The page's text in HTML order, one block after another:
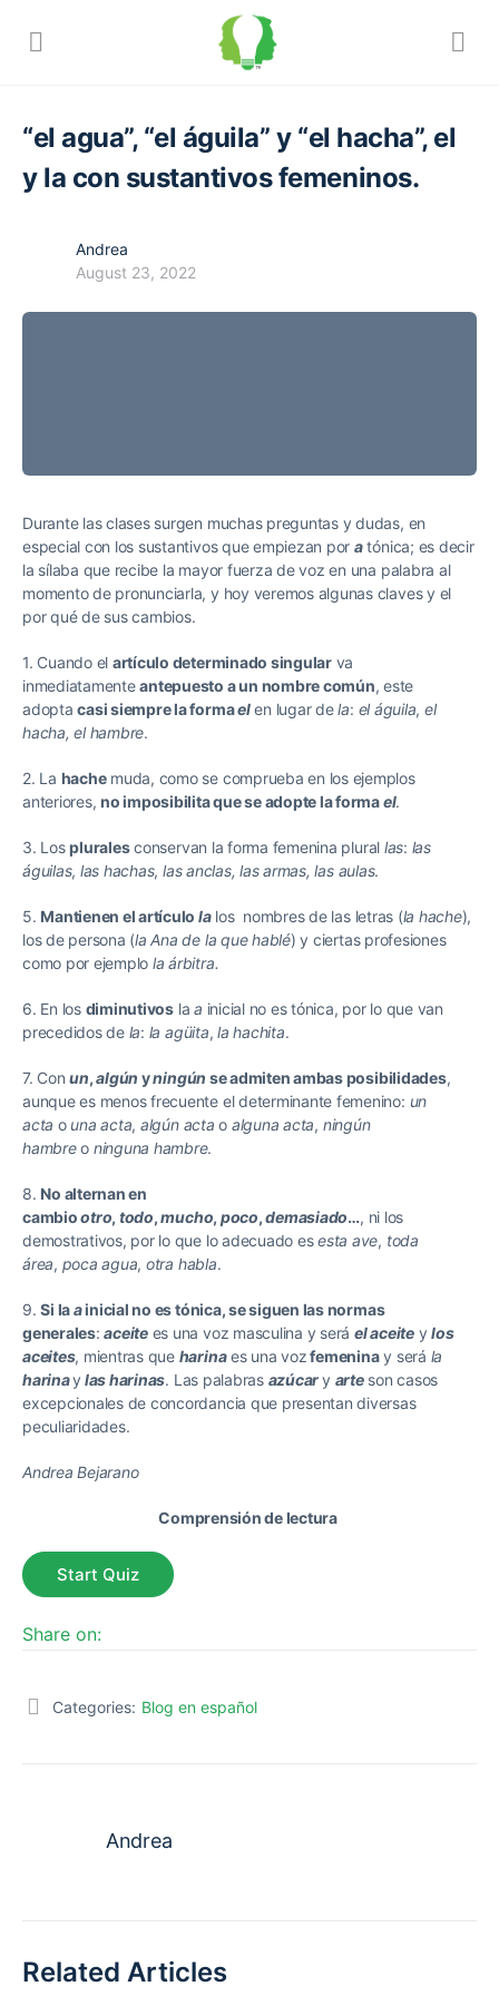
“el agua”, “el águila” y “el hacha”, el
y la con sustantivos femeninos.
Andrea
August 23, 2022
Durante las clases surgen muchas preguntas y dudas, en
especial con los sustantivos que empiezan por atónica; es decir
la sílaba que recibe la mayor fuerza de voz en una palabra al
momento de pronunciarla, y hoy veremos algunas claves y el
por qué de sus cambios.
1. Cuando el artículo determinado singularva
inmediatamenteantepuesto a un nombre común, este
adoptacasi siempre la formaelen lugar dela: el águila, el
hacha, el hambre.
2. La hachemuda, como se comprueba en los ejemplos
anteriores,no imposibilita que se adopte la formael.
3. Lospluralesconservan la forma femenina plural las: las
águilas, las hachas, las anclas, las armas, las aulas.
5. Mantienen el artículolalos nombres de las letras (la hache),
los de persona (la Ana de la que hablé) y ciertas profesiones
como por ejemplo la árbitra.
6. En los diminutivoslaa inicial no es tónica, por lo que van
precedidos de la: la agüita,la hachita.
7. Conun,algún yningún se admiten ambas posibilidades,
aunque es menos frecuente el determinante femenino: un
acta o una acta, algún acta o alguna acta, ningún
hambreo ninguna hambre.
8. No alternan en
cambiootro, todo,mucho, poco,demasiado…, ni los
demostrativos, por lo que lo adecuado esesta ave, toda
área, poca agua, otra habla.
9.Si laainicial no es tónica, se siguen las normas
generales:aceitees una voz masculina y será el aceiteylos
aceites, mientras que harinaes una vozfemeninay será la
harinay las harinas. Las palabras azúcary arteson casos
excepcionales de concordancia que presentan diversas
peculiaridades.
Andrea Bejarano
Comprensión de lectura
Share on:
Categories: Blog en español
Andrea
Related Articles